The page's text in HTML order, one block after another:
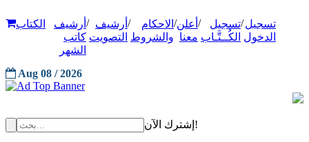
تسجيل
الدخول
/تسجيل
الكُــتَّـاب
/ أعلن
معنا
/ الاحكام
والشروط
/ أرشيف
التصويت
/ أرشيف
كاتب
الشهر
الكتاب
Aug 08 / 2026
إشترك الآن!